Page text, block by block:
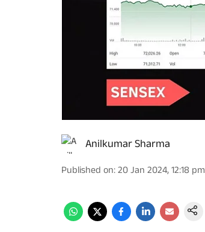
Anilkumar Sharma
Published on:20 Jan 2024, 12:18 pm